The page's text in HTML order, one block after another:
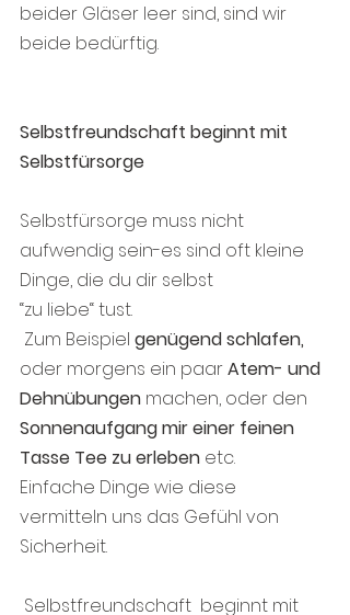
beider Gläser leer sind, sind wir
beide bedürftig.
Selbstfreundschaft beginnt mit
Selbstfürsorge
Selbstfürsorge muss nicht
aufwendig sein-es sind oft kleine
Dinge, die du dir selbst
“zu liebe“ tust.
Zum Beispiel genügend schlafen,
oder morgens ein paar Atem- und
Dehnübungen machen, oder den
Sonnenaufgang mir einer feinen
Tasse Tee zu erleben etc.
Einfache Dinge wie diese
vermitteln uns das Gefühl von
Sicherheit.